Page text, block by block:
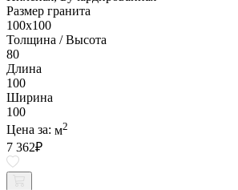
Размер гранита
100х100
Толщина / Высота
80
Длина
100
Ширина
100
Цена за: м2
7 362₽